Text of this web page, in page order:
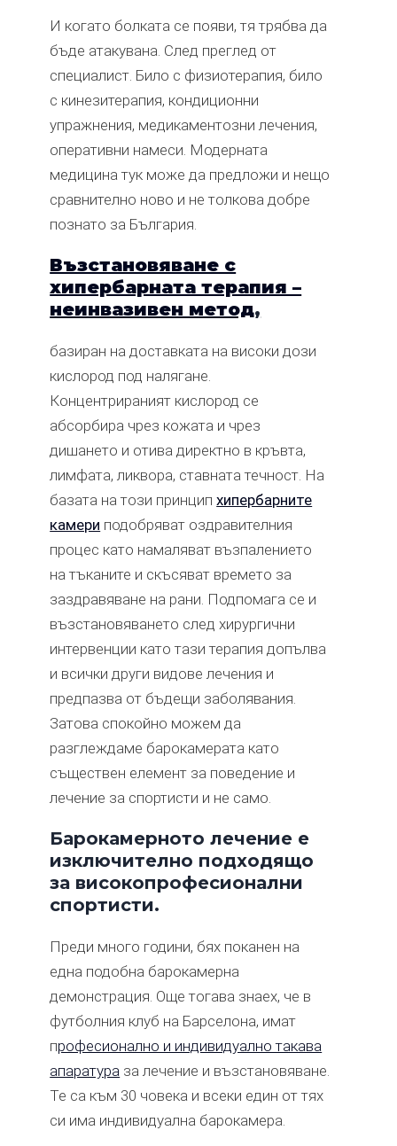
И когато болката се появи, тя трябва да
бъде атакувана. След преглед от
специалист. Било с физиотерапия, било
с кинезитерапия, кондиционни
упражнения, медикаментозни лечения,
оперативни намеси. Модерната
медицина тук може да предложи и нещо
сравнително ново и не толкова добре
познато за България.
Възстановяване с
хипербарната терапия –
неинвазивен метод,
базиран на доставката на високи дози
кислород под налягане.
Концентрираният кислород се
абсорбира чрез кожата и чрез
дишането и отива директно в кръвта,
лимфата, ликвора, ставната течност. На
базата на този принципхипербарните
камери подобряват оздравителния
процес като намаляват възпалението
на тъканите и скъсяват времето за
заздравяване на рани. Подпомага се и
възстановяването след хирургични
интервенции като тази терапия допълва
и всички други видове лечения и
предпазва от бъдещи заболявания.
Затова спокойно можем да
разглеждаме барокамерата като
съществен елемент за поведение и
лечение за спортисти и не само.
Барокамерното лечение е
изключително подходящо
за високопрофесионални
спортисти.
Преди много години, бях поканен на
една подобна барокамерна
демонстрация. Още тогава знаех, че в
футболния клуб на Барселона, имат
професионално и индивидуално такава
апаратура за лечение и възстановяване.
Те са към 30 човека и всеки един от тях
си има индивидуална барокамера.